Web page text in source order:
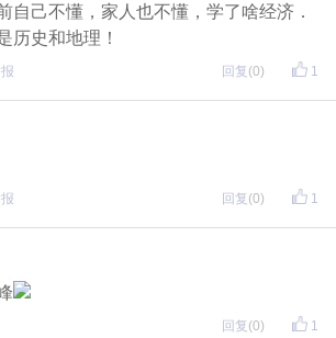
再次提醒
重要的事情说三遍）
主题内容即可领取红包！
晚8点，与您不见不散！
己不懂，家人也不懂，学了啥经济．
历史和地理！
1
回复 (0)
1
回复 (0)
1
回复 (0)